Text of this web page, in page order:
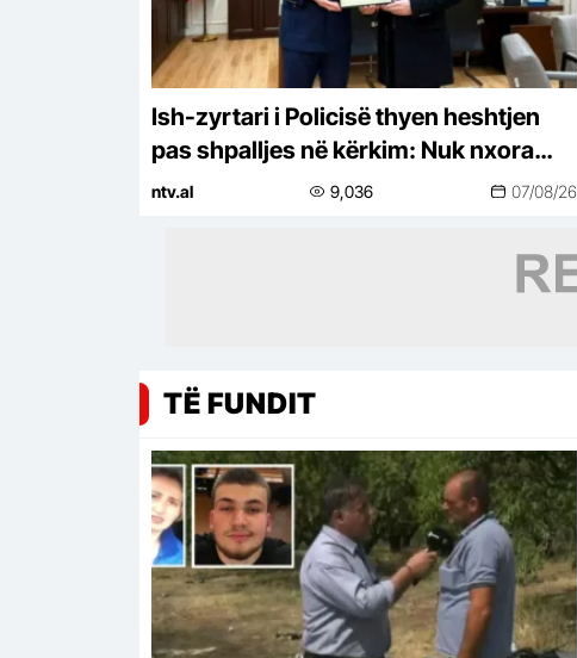
Ish-zyrtari i Policisë thyen heshtjen
pas shpalljes në kërkim: Nuk nxora
armë, kërkoj ndjesë për fyerjet
ntv.al 9,036 07/08/26
TË FUNDIT